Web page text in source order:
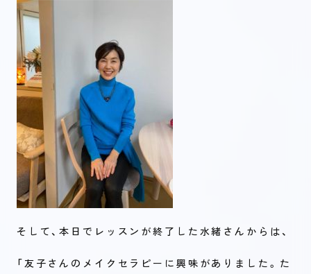
そして、本日でレッスンが終了した水緒さんからは、
「友子さんのメイクセラピーに興味がありました。た